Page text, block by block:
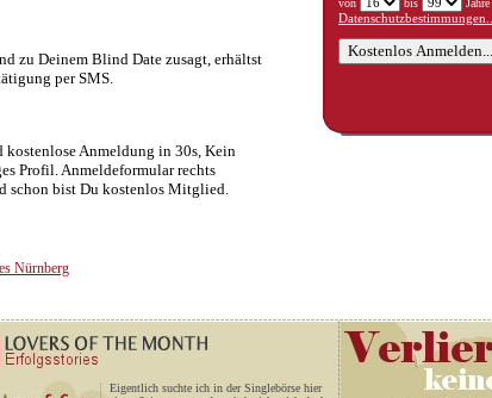
zu Deinem Blind Date zusagt, erhältst
per SMS.
kostenlose Anmeldung in 30s, Kein
Profil. Anmeldeformular rechts
schon bist Du kostenlos Mitglied.
Datenschutzbestimmungen...
Nürnberg
Eigentlich suchte ich in der Singlebörse hier